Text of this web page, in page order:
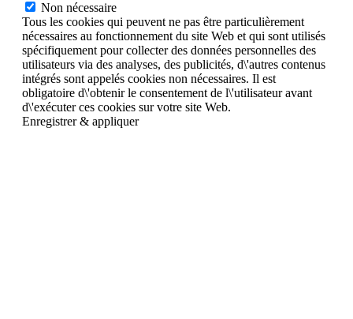
Non nécessaire
Tous les cookies qui peuvent ne pas être particulièrement
nécessaires au fonctionnement du site Web et qui sont utilisés
spécifiquement pour collecter des données personnelles des
utilisateurs via des analyses, des publicités, d\'autres contenus
intégrés sont appelés cookies non nécessaires. Il est
obligatoire d\'obtenir le consentement de l\'utilisateur avant
d\'exécuter ces cookies sur votre site Web.
Enregistrer & appliquer